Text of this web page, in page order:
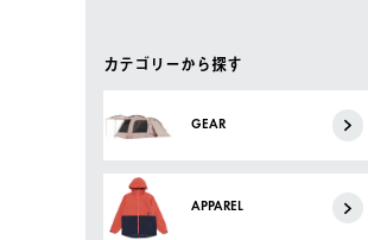
カテゴリーから探す
GEAR
APPAREL